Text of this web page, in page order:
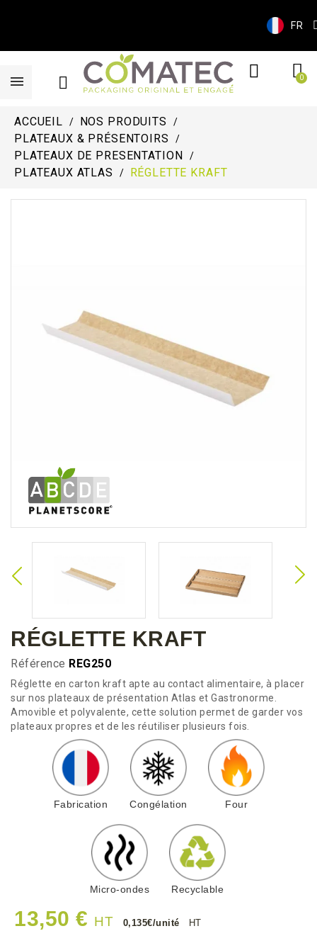
FR
ACCUEIL
NOS PRODUITS
PLATEAUX & PRÉSENTOIRS
PLATEAUX DE PRESENTATION
PLATEAUX ATLAS
RÉGLETTE KRAFT
RÉGLETTE KRAFT
Référence REG250
Réglette en carton kraft apte au contact alimentaire, à placer
sur nos plateaux de présentation Atlas et Gastronorme.
Amovible et polyvalente, cette solution permet de garder vos
plateaux propres et de les réutiliser plusieurs fois.
Fabrication Congélation Four
Micro-ondes Recyclable
13,50 € HT 0,135€/unité HT